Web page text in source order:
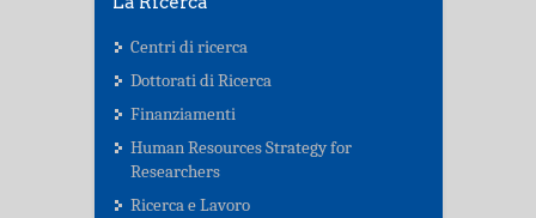
Centri di ricerca
Dottorati di Ricerca
Finanziamenti
Human Resources Strategy for
Researchers
Ricerca e Lavoro